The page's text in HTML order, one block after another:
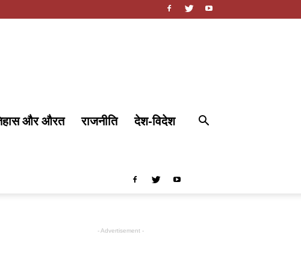
और औरत राजनीति
देश-विदेश
- Advertisement -